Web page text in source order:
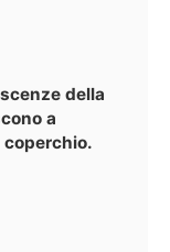
della
a
coperchio.